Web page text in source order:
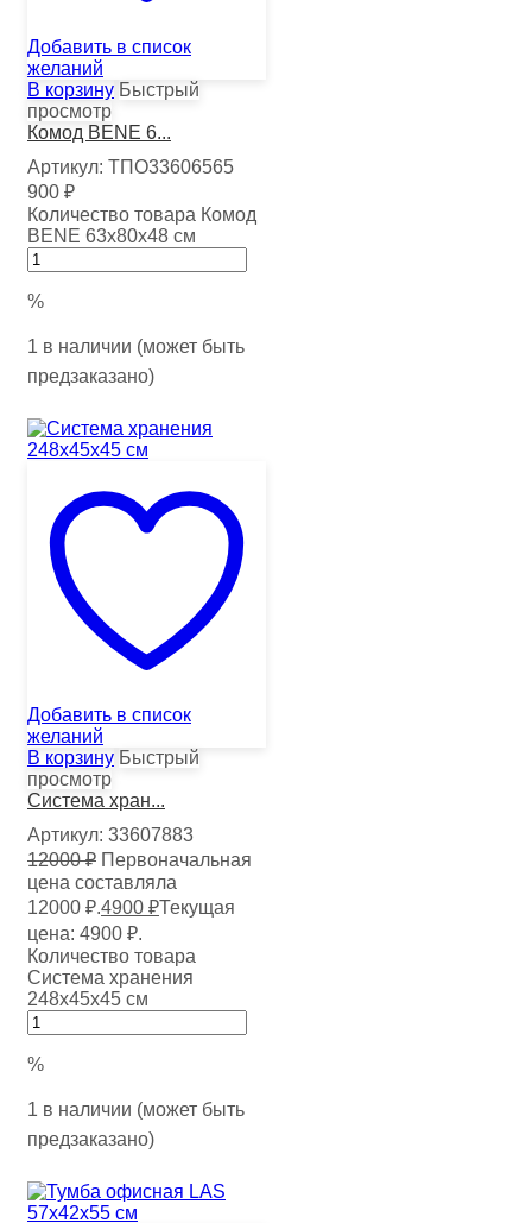
Добавить в список
желаний
В корзину Быстрый
просмотр
Комод BENE 6...
Артикул: ТПО33606565
900 ₽
Количество товара Комод
BENE 63х80х48 см
%
1 в наличии (может быть
предзаказано)
Добавить в список
желаний
В корзину Быстрый
просмотр
Система хран...
Артикул: 33607883
12000₽ Первоначальная
цена составляла
12000 ₽.4900 ₽Текущая
цена: 4900 ₽.
Количество товара
Система хранения
248х45х45 см
%
1 в наличии (может быть
предзаказано)